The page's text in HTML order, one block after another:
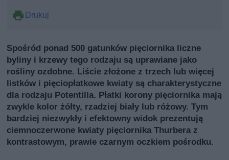
Drukuj
Spośród ponad 500 gatunków pięciornika liczne
byliny i krzewy tego rodzaju są uprawiane jako
rośliny ozdobne. Liście złożone z trzech lub więcej
listków i pięciopłatkowe kwiaty są charakterystyczne
dla rodzaju Potentilla. Płatki korony pięciornika mają
zwykle kolor żółty, rzadziej biały lub różowy. Tym
bardziej niezwykły i efektowny widok prezentują
ciemnoczerwone kwiaty pięciornika Thurbera z
kontrastowym, prawie czarnym oczkiem pośrodku.